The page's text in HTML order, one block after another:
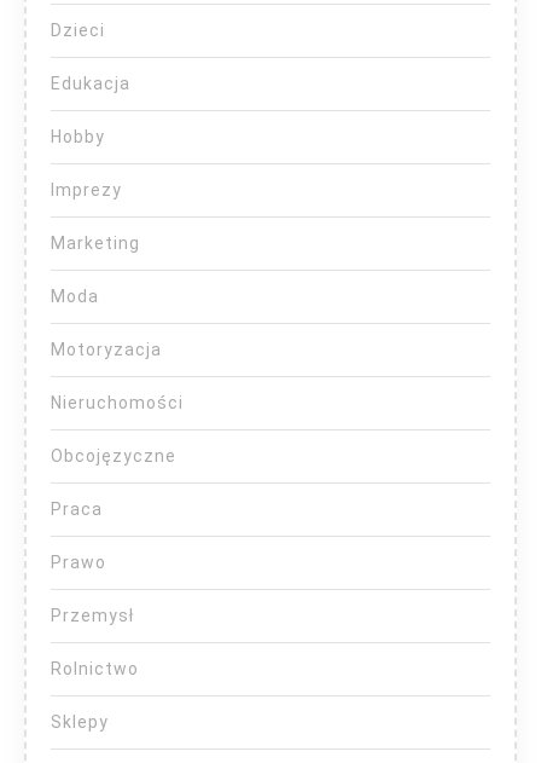
Dzieci
Edukacja
Hobby
Imprezy
Marketing
Moda
Motoryzacja
Nieruchomości
Obcojęzyczne
Praca
Prawo
Przemysł
Rolnictwo
Sklepy